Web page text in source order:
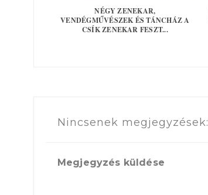
NÉGY ZENEKAR,
VENDÉGMŰVÉSZEK ÉS TÁNCHÁZ A
CSÍK ZENEKAR FESZT...
Nincsenek megjegyzések:
Megjegyzés küldése